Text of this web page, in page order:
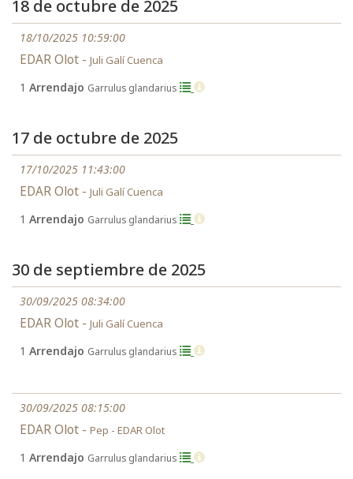
18 de octubre de 2025
18/10/2025 10:59:00
EDAR Olot - Juli Galí Cuenca
1 Arrendajo Garrulus glandarius
17 de octubre de 2025
17/10/2025 11:43:00
EDAR Olot - Juli Galí Cuenca
1 Arrendajo Garrulus glandarius
30 de septiembre de 2025
30/09/2025 08:34:00
EDAR Olot - Juli Galí Cuenca
1 Arrendajo Garrulus glandarius
30/09/2025 08:15:00
EDAR Olot - Pep - EDAR Olot
1 Arrendajo Garrulus glandarius